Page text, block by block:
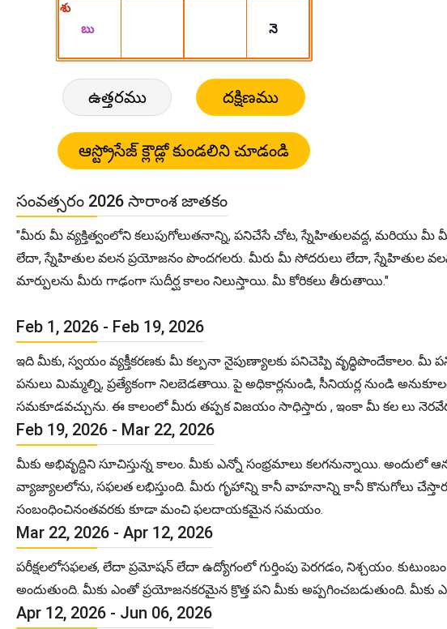
ఉత్తరము దక్షిణము
సంవత్సరం 2026 సారాంశ జాతకం
"మీరు మీ వ్యక్తిత్వంలోని కలుపుగోలుతనాన్ని, పనిచేసే చోట, స్నేహితులవద్ద, మరియు
లేదా, స్నేహితుల వలన ప్రయోజనం పొందగలరు. మీరు మీ సోదరులు లేదా, స్నేహితుల
మార్పులను మీరు గాఢంగా సుదీర్ఘ కాలం నిలుస్తాయి. మీ కోరికలు తీరుతాయి."
Feb 1, 2026 - Feb 19, 2026
ఇది మీకు, స్వయం వ్యక్తీకరణకు మీ కల్పనా నైపుణ్యాలకు పనిచెప్పి వృద్ధిపొందేకాలం.
పనులు మిమ్మల్ని, ప్రత్యేకంగా నిలబెడతాయి. పై అధికార్లనుండి, సీనియర్ల నుండి
సమకూడవచ్చును. ఈ కాలంలో మీరు తప్పక విజయం సాధిస్తారు , ఇంకా మీ కల లు
Feb 19, 2026 - Mar 22, 2026
మీకు అభివృద్దిని సూచిస్తున్న కాలం. మీకు ఎన్నో సంభ్రమాలు కలగనున్నాయి.
వ్యాజ్యాలలోను, సఫలత లభిస్తుంది. మీరు గృహాన్ని కానీ వాహనాన్ని కానీ కొనుగోలు
సంబంధించినంతవరకు కూడా మంచి ఫలదాయకమైన సమయం.
Mar 22, 2026 - Apr 12, 2026
పరీక్షలలోసఫలత, లేదా ప్రమోషన్ లేదా ఉద్యోగంలో గుర్తింపు పెరగడం, నిశ్చయం.
అందుతుంది. మీకు ఎంతో ప్రయోజనకరమైన క్రొత్త పని మీకు అప్పగించబడుతుంది.
Apr 12, 2026 - Jun 06, 2026